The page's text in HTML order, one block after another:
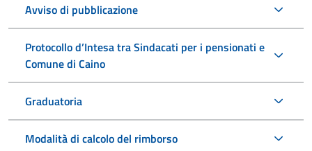
Avviso di pubblicazione
Protocollo d’Intesa tra Sindacati per i pensionati e
Comune di Caino
Graduatoria
Modalità di calcolo del rimborso